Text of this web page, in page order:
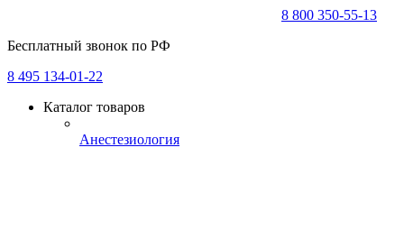
8 800 350-55-13
Бесплатный звонок по РФ
8 495 134-01-22
Каталог товаров
Анестезиология